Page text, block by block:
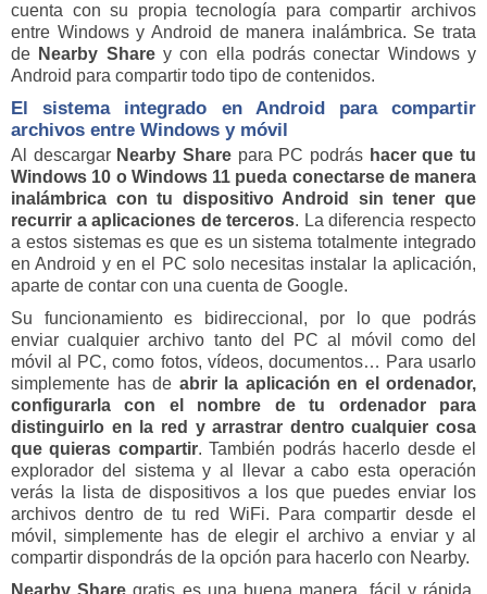
cuenta con su propia tecnología para compartir archivos
entre Windows y Android de manera inalámbrica. Se trata
de Nearby Sharey con ella podrás conectar Windows y
Android para compartir todo tipo de contenidos.
El sistema integrado en Android para compartir
archivos entre Windows y móvil
Al descargar Nearby Share para PC podrás hacer que tu
Windows 10 o Windows 11 pueda conectarse de manera
inalámbrica con tu dispositivo Android sin tener que
recurrir a aplicaciones de terceros. La diferencia respecto
a estos sistemas es que es un sistema totalmente integrado
en Android y en el PC solo necesitas instalar la aplicación,
aparte de contar con una cuenta de Google.
Su funcionamiento es bidireccional, por lo que podrás
enviar cualquier archivo tanto del PC al móvil como del
móvil al PC, como fotos, vídeos, documentos… Para usarlo
simplemente has de abrir la aplicación en el ordenador,
configurarla con el nombre de tu ordenador para
distinguirlo en la red y arrastrar dentro cualquier cosa
que quieras compartir. También podrás hacerlo desde el
explorador del sistema y al llevar a cabo esta operación
verás la lista de dispositivos a los que puedes enviar los
archivos dentro de tu red WiFi. Para compartir desde el
móvil, simplemente has de elegir el archivo a enviar y al
compartir dispondrás de la opción para hacerlo con Nearby.